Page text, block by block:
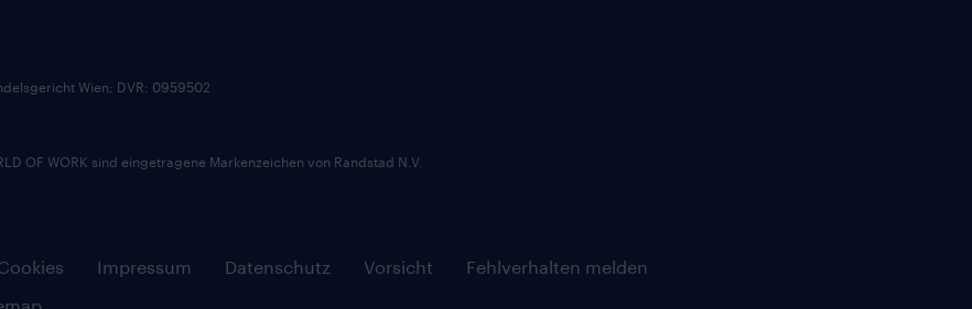
Impressum Datenschutz Vorsicht
Fehlverhalten melden
Wien; DVR: 0959502
OF WORK sind eingetragene Markenzeichen von Randstad N.V.